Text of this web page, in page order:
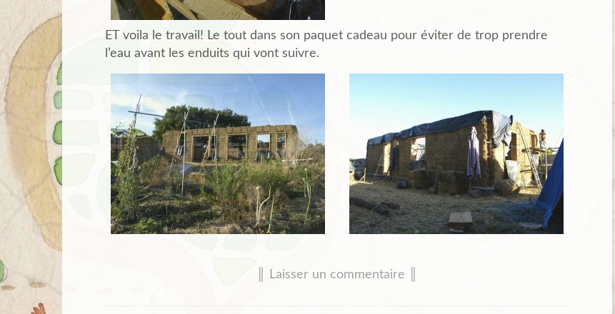
ET voila le travail! Le tout dans son paquet cadeau pour éviter de trop prendre
l’eau avant les enduits qui vont suivre.
║ Laisser un commentaire ║